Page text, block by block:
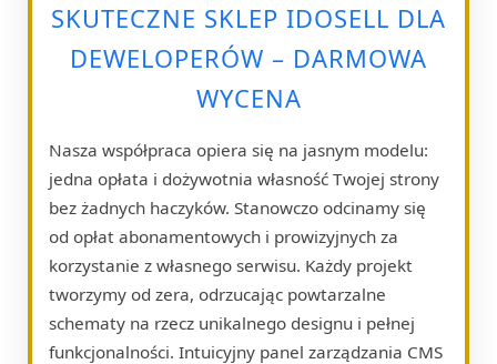
SKUTECZNE SKLEP IDOSELL DLA
DEWELOPERÓW – DARMOWA
WYCENA
Nasza współpraca opiera się na jasnym modelu:
jedna opłata i dożywotnia własność Twojej strony
bez żadnych haczyków. Stanowczo odcinamy się
od opłat abonamentowych i prowizyjnych za
korzystanie z własnego serwisu. Każdy projekt
tworzymy od zera, odrzucając powtarzalne
schematy na rzecz unikalnego designu i pełnej
funkcjonalności. Intuicyjny panel zarządzania CMS